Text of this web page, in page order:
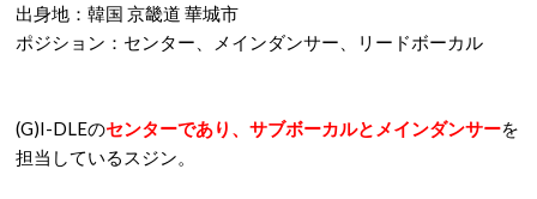
出身地：韓国 京畿道 華城市
ポジション：センター、メインダンサー、リードボーカル
(G)I-DLEのセンターであり、サブボーカルとメインダンサーを
担当しているスジン。